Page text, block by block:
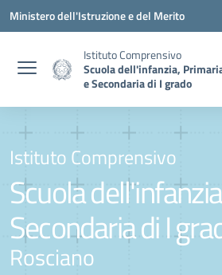
Vai ai contenuti
Vai al menu di navigazione
Vai al footer
Ministero dell'Istruzione e del Merito
Istituto Comprensivo
Scuola dell'infanzia,
e Secondaria di I grado
Istituto Comprensivo
Scuola
Secondaria di I
Rosciano